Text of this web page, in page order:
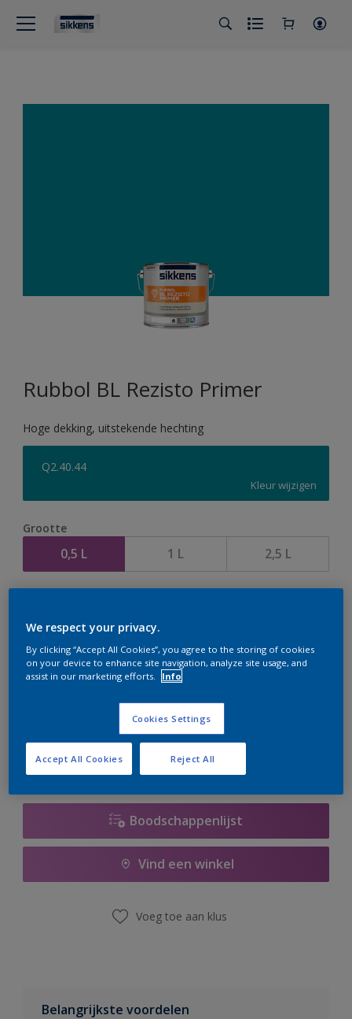
Rubbol BL Rezisto Primer
Hoge dekking, uitstekende hechting
Q2.40.44
Kleur wijzigen
Grootte
0,5 L 1 L 2,5 L
Op dit moment is het niet mogelijk dit product online
te bestellen. Houd de website in de gaten, we werken
er hard aan om de voorraad aan te vullen.
Boodschappenlijst
Vind een winkel
Voeg toe aan klus
Belangrijkste voordelen
We respect your privacy.
By clicking “Accept All Cookies”, you agree to the storing of cookies
on your device to enhance site navigation, analyze site usage, and
assist in our marketing efforts.
Info
Cookies Settings
Reject All
Accept All Cookies